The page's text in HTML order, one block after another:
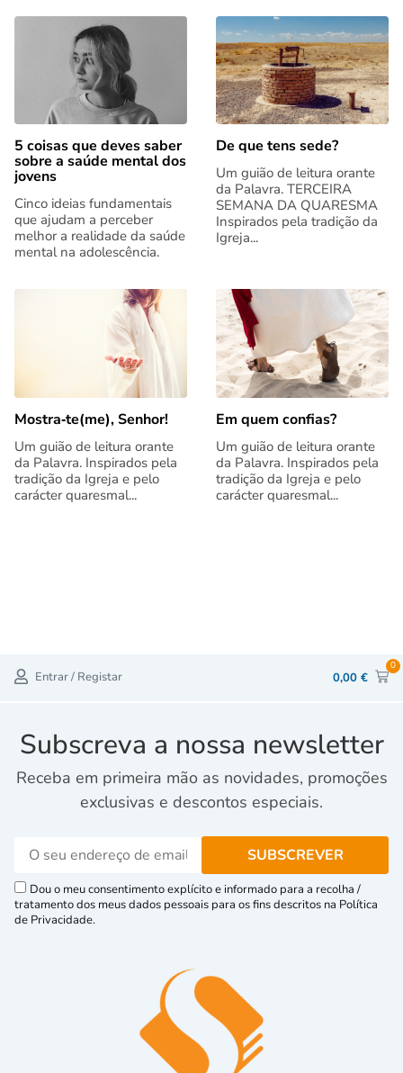
5 coisas que deves saber
sobre a saúde mental dos
jovens
Cinco ideias fundamentais
que ajudam a perceber
melhor a realidade da saúde
mental na adolescência.
De que tens sede?
Um guião de leitura orante
da Palavra. TERCEIRA
SEMANA DA QUARESMA
Inspirados pela tradição da
Igreja...
Mostra‑te(me), Senhor!
Um guião de leitura orante
da Palavra. Inspirados pela
tradição da Igreja e pelo
carácter quaresmal...
Em quem confias?
Um guião de leitura orante
da Palavra. Inspirados pela
tradição da Igreja e pelo
carácter quaresmal...
Entrar / Registar 0,00 €
0
Subscreva a nossa newsletter
Receba em primeira mão as novidades, promoções
exclusivas e descontos especiais.
Dou o meu consentimento explícito e informado para a recolha /
tratamento dos meus dados pessoais para os fins descritos na Política
de Privacidade.